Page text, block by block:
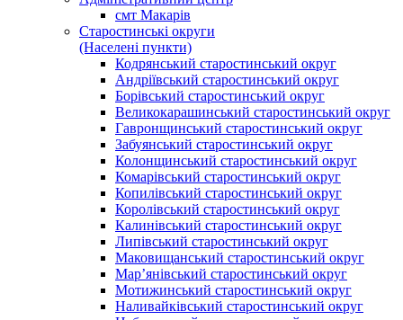
смт Макарів
Старостинські округи
(Населені пункти)
Кодрянський старостинський округ
Андріївський старостинський округ
Борівський старостинський округ
Великокарашинський старостинський округ
Гавронщинський старостинський округ
Забуянський старостинський округ
Колонщинський старостинський округ
Комарівський старостинський округ
Копилівський старостинський округ
Королівський старостинський округ
Калинівський старостинський округ
Липівський старостинський округ
Маковищанський старостинський округ
Мар’янівський старостинський округ
Мотижинський старостинський округ
Наливайківський старостинський округ